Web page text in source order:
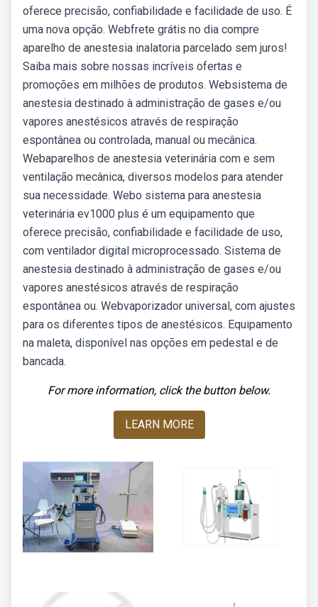
oferece precisão, confiabilidade e facilidade de uso. É
uma nova opção. Webfrete grátis no dia compre
aparelho de anestesia inalatoria parcelado sem juros!
Saiba mais sobre nossas incríveis ofertas e
promoções em milhões de produtos. Websistema de
anestesia destinado à administração de gases e/ou
vapores anestésicos através de respiração
espontânea ou controlada, manual ou mecânica.
Webaparelhos de anestesia veterinária com e sem
ventilação mecânica, diversos modelos para atender
sua necessidade. Webo sistema para anestesia
veterinária ev1000 plus é um equipamento que
oferece precisão, confiabilidade e facilidade de uso,
com ventilador digital microprocessado. Sistema de
anestesia destinado à administração de gases e/ou
vapores anestésicos através de respiração
espontânea ou. Webvaporizador universal, com ajustes
para os diferentes tipos de anestésicos. Equipamento
na maleta, disponível nas opções em pedestal e de
bancada.
For more information, click the button below.
LEARN MORE